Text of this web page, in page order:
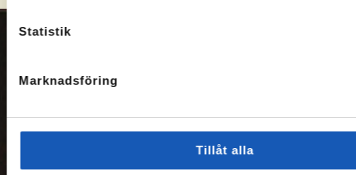
Statistik
Marknadsföring
Tillåt alla
hjälper vi människor
att hitta vägar till ny
sysselsättning. Vi